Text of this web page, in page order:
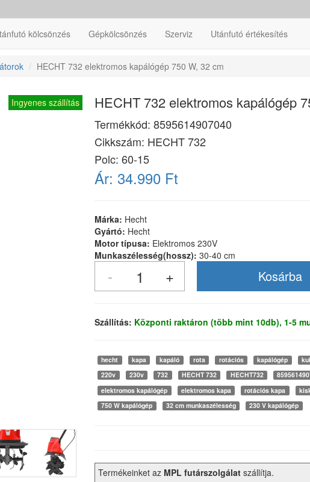
kölcsönzés Gépkölcsönzés Szerviz Utánfutó értékesítés
HECHT 732 elektromos kapálógép 750 W, 32 cm
Ingyenes szállítás HECHT 732 elektromos kapálógép
Termékkód: 8595614907040
Cikkszám: HECHT 732
Polc: 60-15
Ár: 34.990 Ft
Márka: Hecht
Gyártó: Hecht
Motor típusa: Elektromos 230V
Munkaszélesség(hossz): 30-40 cm
Szállítás: Központi raktáron (több mint 10db), 1-5
hecht kapa kapáló rota rotációs kapálógép
220v
230v 732 HECHT 732 HECHT732
elektromos kapálógép
elektromos kapa rotációs kapa
750 W kapálógép
32 cm munkaszélesség 230 V kapálógép
Termékeinket az MPL futárszolgálat szállítja.